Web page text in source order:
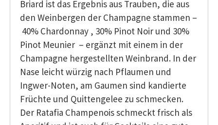
Briard ist das Ergebnis aus Trauben, die aus
den Weinbergen der Champagne stammen –
40% Chardonnay , 30% Pinot Noir und 30%
Pinot Meunier – ergänzt mit einem in der
Champagne hergestellten Weinbrand. In der
Nase leicht würzig nach Pflaumen und
Ingwer-Noten, am Gaumen sind kandierte
Früchte und Quittengelee zu schmecken.
Der Ratafia Champenois schmeckt frisch als